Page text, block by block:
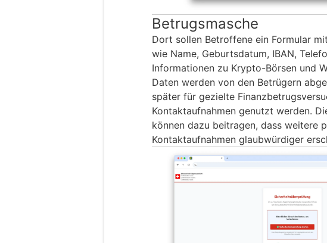
Betrugsmasche
Dort sollen Betroffene ein Formular
wie Name, Geburtsdatum, IBAN,
Informationen zu Krypto-Börsen und
Daten werden von den Betrügern
später für gezielte
Kontaktaufnahmen genutzt werden.
können dazu beitragen, dass weitere
Kontaktaufnahmen glaubwürdiger